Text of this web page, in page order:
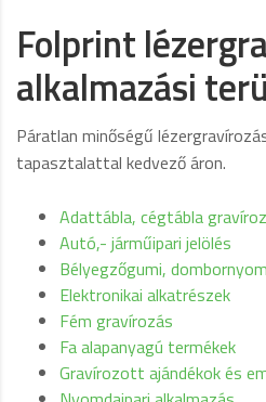
Folprint
alkalmazási
Páratlan minőségű
tapasztalattal kedvező áron.
Adattábla, cégtábla
Autó,- járműipari jelölés
Bélyegzőgumi,
Elektronikai alkatrészek
Fém gravírozás
Fa alapanyagú termékek
Gravírozott ajándékok és